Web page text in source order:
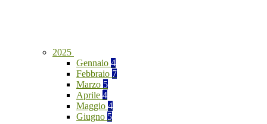
2025
Gennaio 4
Febbraio 7
Marzo 5
Aprile 4
Maggio 4
Giugno 5